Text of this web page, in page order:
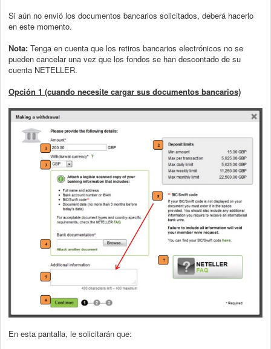
Si aún no envió los documentos bancarios solicitados, deberá hacerlo
en este momento.
Nota: Tenga en cuenta que los retiros bancarios electrónicos no se
pueden cancelaruna vez que los fondos se han descontado de su
cuenta NETELLER.
Opción 1 (cuando necesite cargar sus documentos bancarios)
En esta pantalla, le solicitarán que: